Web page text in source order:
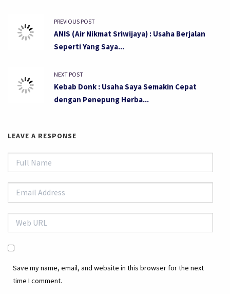
PREVIOUS POST
ANIS (Air Nikmat Sriwijaya) : Usaha Berjalan
Seperti Yang Saya...
NEXT POST
Kebab Donk : Usaha Saya Semakin Cepat
dengan Penepung Herba...
LEAVE A RESPONSE
Save my name, email, and website in this browser for the next
time I comment.